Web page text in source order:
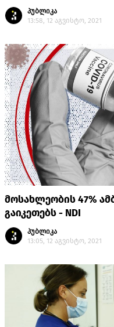
პუბლიკა
13:58, 12 აგვისტო, 2021
მოსახლეობის 47%
გაიკეთებს - NDI
პუბლიკა
13:05, 12 აგვისტო, 2021